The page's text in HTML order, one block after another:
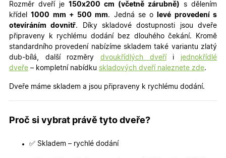
Rozměr dveří je 150x200 cm (včetně zárubně) s dělením
křídel1000 mm + 500 mm. Jedná se o
levé provedení s
otevíráním dovnitř. Díky skladové dostupnosti jsou dveře
připraveny k rychlému dodání bez dlouhého čekání. Kromě
standardního provedení nabízíme skladem také variantu zlatý
dub-bílá, další rozměry dvoukřídlých dveříi jednokřídlé
dveře – kompletní nabídku skladových dveří naleznete zde.
Dveře máme skladem a jsou připraveny k rychlému dodání.
Proč si vybrat právě tyto dveře?
✅ Skladem – rychlé dodání